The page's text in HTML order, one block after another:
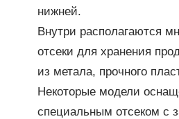
нижней.
Внутри располагаются
отсеки для хранения
из метала, прочного
Некоторые модели
специальным отсеком с